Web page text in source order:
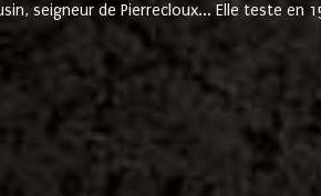
seigneur de Pierrecloux... Elle teste en